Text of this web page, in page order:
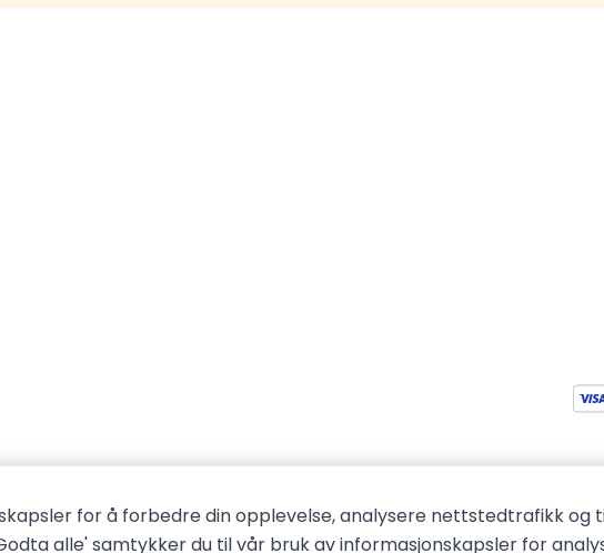
for å forbedre din opplevelse, analysere nettstedtrafikk og
alle' samtykker du til vår bruk av informasjonskapsler for